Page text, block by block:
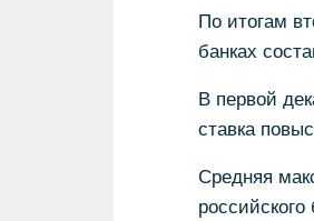
По итогам
банках
В первой
ставка
Средняя